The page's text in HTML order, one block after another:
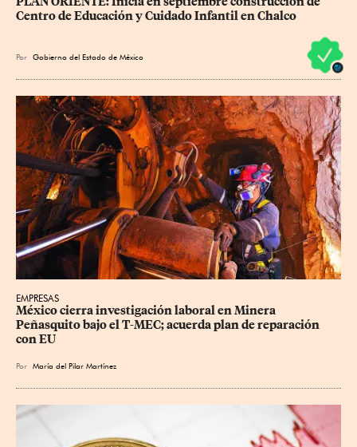
Centro de Educación y Cuidado Infantil en Chalco
Por Gobierno del Estado de México
EMPRESAS
México cierra investigación laboral en Minera
Peñasquito bajo el T-MEC; acuerda plan de reparación
con EU
Por María del Pilar Martínez